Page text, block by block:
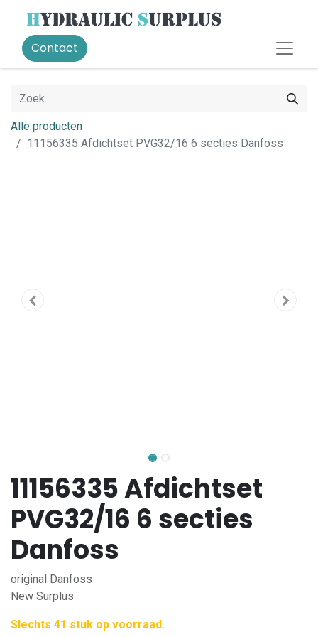
Contact
Alle producten
11156335 Afdichtset PVG32/16 6 secties Danfoss
11156335 Afdichtset
PVG32/16 6 secties
Danfoss
original Danfoss
New Surplus
Slechts 41 stuk op voorraad.